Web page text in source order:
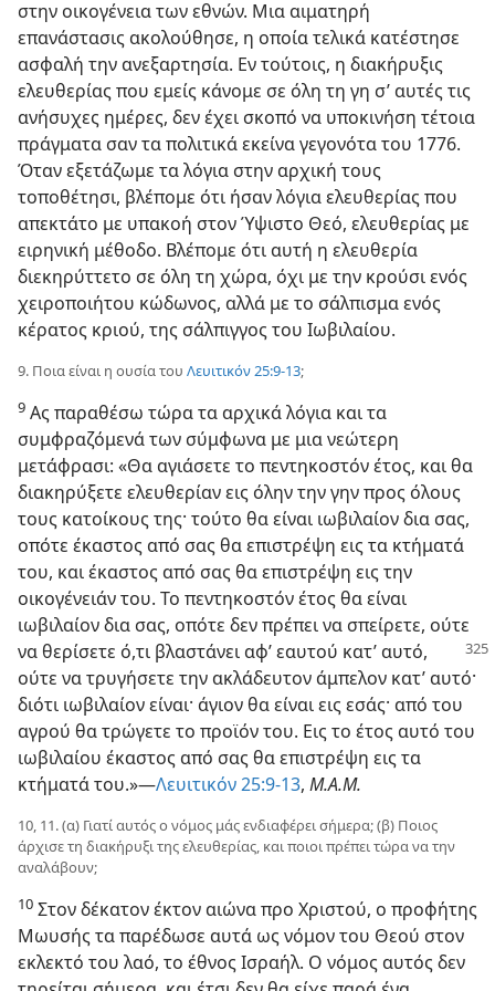
στην οικογένεια των εθνών. Μια αιματηρή
επανάστασις ακολούθησε, η οποία τελικά κατέστησε
ασφαλή την ανεξαρτησία. Εν τούτοις, η διακήρυξις
ελευθερίας που εμείς κάνομε σε όλη τη γη σ’ αυτές τις
ανήσυχες ημέρες, δεν έχει σκοπό να υποκινήση τέτοια
πράγματα σαν τα πολιτικά εκείνα γεγονότα του 1776.
Όταν εξετάζωμε τα λόγια στην αρχική τους
τοποθέτησι, βλέπομε ότι ήσαν λόγια ελευθερίας που
απεκτάτο με υπακοή στον Ύψιστο Θεό, ελευθερίας με
ειρηνική μέθοδο. Βλέπομε ότι αυτή η ελευθερία
διεκηρύττετο σε όλη τη χώρα, όχι με την κρούσι ενός
χειροποιήτου κώδωνος, αλλά με το σάλπισμα ενός
κέρατος κριού, της σάλπιγγος του Ιωβιλαίου.
9. Ποια είναι η ουσία του Λευιτικόν 25:9-13;
9 Ας παραθέσω τώρα τα αρχικά λόγια και τα
συμφραζόμενά των σύμφωνα με μια νεώτερη
μετάφρασι: «Θα αγιάσετε το πεντηκοστόν έτος, και θα
διακηρύξετε ελευθερίαν εις όλην την γην προς όλους
τους κατοίκους της· τούτο θα είναι ιωβιλαίον δια σας,
οπότε έκαστος από σας θα επιστρέψη εις τα κτήματά
του, και έκαστος από σας θα επιστρέψη εις την
οικογένειάν του. Το πεντηκοστόν έτος θα είναι
ιωβιλαίον δια σας, οπότε δεν πρέπει να σπείρετε, ούτε
να θερίσετε ό,τι βλαστάνει αφ’ εαυτού κατ’ αυτό,
ούτε να τρυγήσετε την ακλάδευτον άμπελον κατ’ αυτό·
διότι ιωβιλαίον είναι· άγιον θα είναι εις εσάς· από του
αγρού θα τρώγετε το προϊόν του. Εις το έτος αυτό του
ιωβιλαίου έκαστος από σας θα επιστρέψη εις τα
κτήματά του.»—Λευιτικόν 25:9-13, Μ.Α.Μ.
10, 11. (α) Γιατί αυτός ο νόμος μάς ενδιαφέρει σήμερα; (β) Ποιος
άρχισε τη διακήρυξι της ελευθερίας, και ποιοι πρέπει τώρα να την
αναλάβουν;
10 Στον δέκατον έκτον αιώνα προ Χριστού, ο προφήτης
Μωυσής τα παρέδωσε αυτά ως νόμον του Θεού στον
εκλεκτό του λαό, το έθνος Ισραήλ. Ο νόμος αυτός δεν